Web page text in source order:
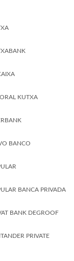
KUTXA
BANCO
BANCA PRIVADA
BANK DEGROOF
PRIVATE